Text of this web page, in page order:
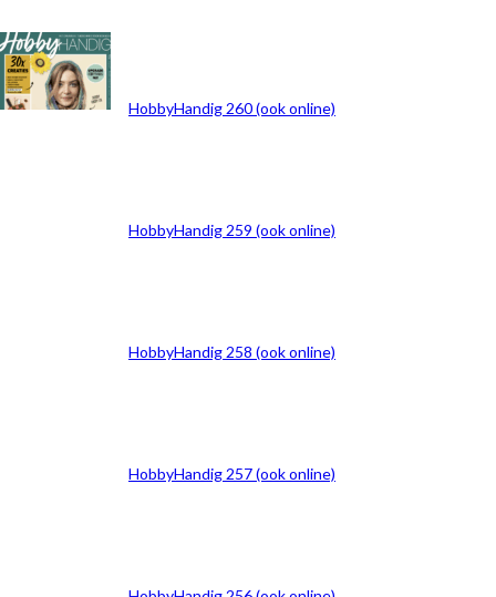
ARCHIEF
HobbyHandig 260 (ook online)
HobbyHandig 259 (ook online)
HobbyHandig 258 (ook online)
HobbyHandig 257 (ook online)